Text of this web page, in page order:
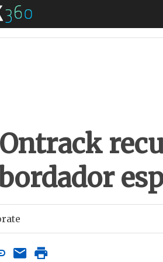
Kroll Ontrack